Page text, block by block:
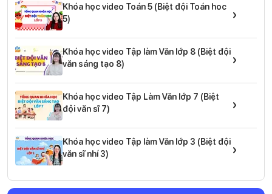
Khóa học video Toán 5 (Biệt đội Toán hoc
5)
›
Khóa học video Tập làm Văn lớp 8 (Biệt đội
văn sáng tạo 8)
›
Khóa học video Tập Làm Văn lớp 7 (Biệt
đội văn sĩ 7)
›
Khóa học video Tập làm Văn lớp 3 (Biệt đội
văn sĩ nhí 3)
›